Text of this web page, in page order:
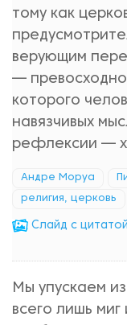
тому как
верующим
—
которого
навязчивых
рефлексии —
Андре Моруа
религия, церковь
Cлайд с цитатой
Мы упускаем
всего лишь миг